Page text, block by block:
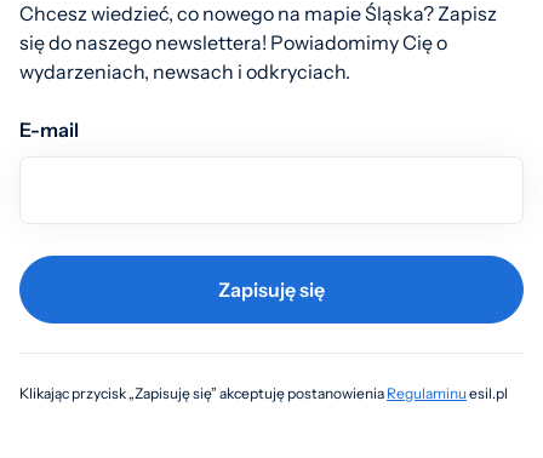
Chcesz wiedzieć, co nowego na mapie Śląska? Zapisz
się do naszego newslettera! Powiadomimy Cię o
wydarzeniach, newsach i odkryciach.
E-mail
Zapisuję się
Klikając przycisk „Zapisuję się” akceptuję postanowienia Regulaminuesil.pl